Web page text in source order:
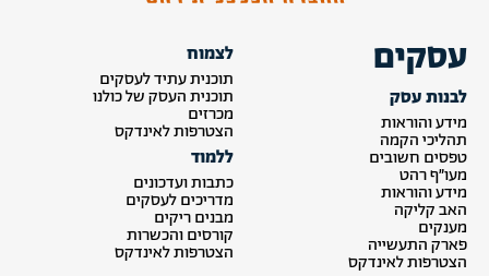
עסקים
לבנות עסק
מידע והוראות
תהליכי הקמה
טפסים חשובים
מעו״ף רהט
מידע והוראות
האב קליקה
מענקים
פארק התעשייה
הצטרפות לאינדקס
לצמוח
תוכנית עתיד לעסקים
תוכנית העסק של כולנו
מכרזים
הצטרפות לאינדקס
ללמוד
כתבות ועדכונים
מדריכים לעסקים
מבנים ריקים
קורסים והכשרות
הצטרפות לאינדקס